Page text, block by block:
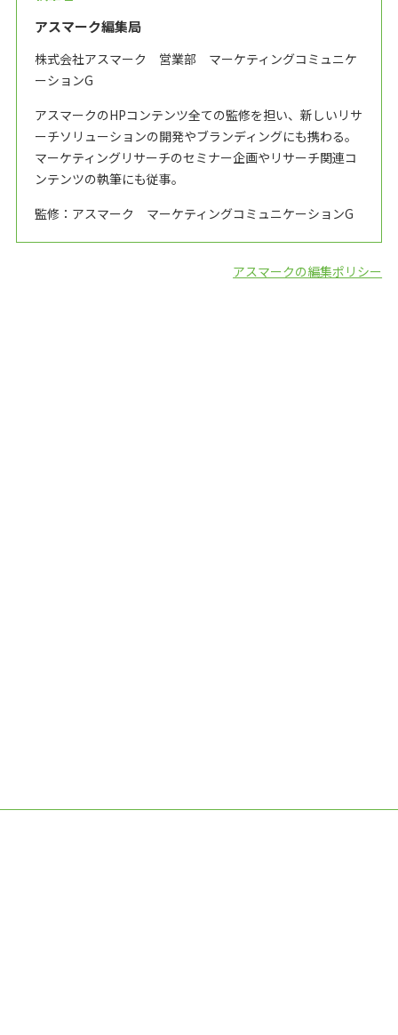
アスマーク編集局
株式会社アスマーク 営業部 マーケティングコミュニケ
ーションG
アスマークのHPコンテンツ全ての監修を担い、新しいリサ
ーチソリューションの開発やブランディングにも携わる。
マーケティングリサーチのセミナー企画やリサーチ関連コ
ンテンツの執筆にも従事。
監修：アスマーク マーケティングコミュニケーションG
アスマークの編集ポリシー